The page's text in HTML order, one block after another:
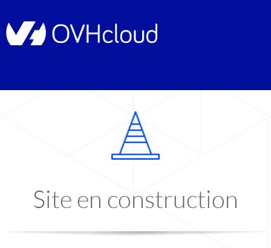
Site en construction